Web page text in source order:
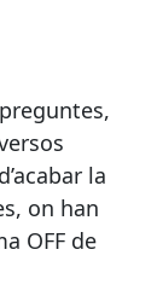
la
on han
OFF de